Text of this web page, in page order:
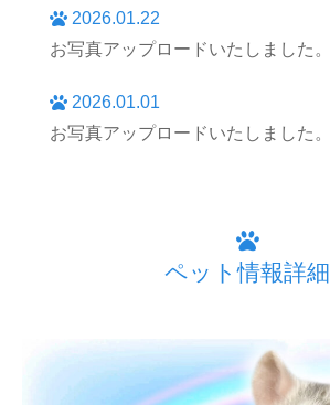
2026.01.22
お写真アップロードいたしました。
2026.01.01
お写真アップロードいたしました。
ペット情報詳細